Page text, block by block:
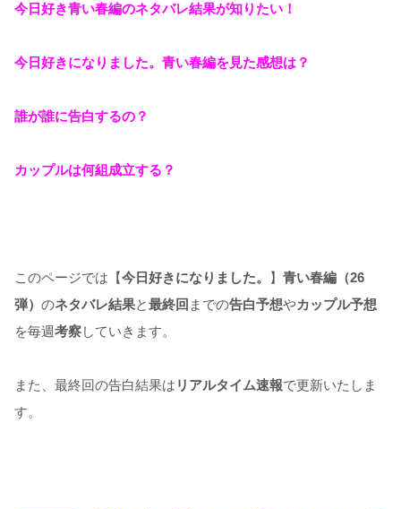
今日好き青い春編のネタバレ結果が知りたい！
今日好きになりました。青い春編を見た感想は？
誰が誰に告白するの？
カップルは何組成立する？
このページでは【今日好きになりました。 】 青い春編（26
弾） のネタバレ結果と最終回 までの告白予想やカップル予想
を毎週考察していきます。
また、最終回の告白結果は リアルタイム速報で更新いたしま
す。